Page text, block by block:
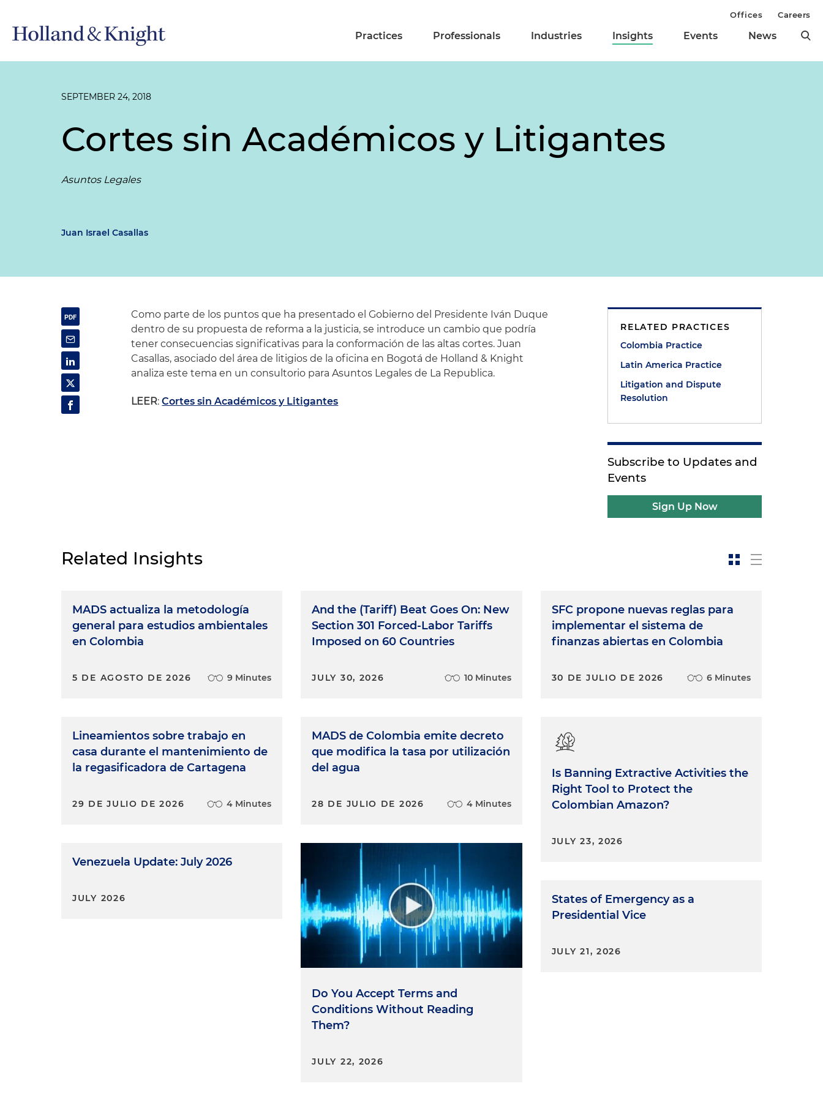
Practices Professionals Industries Insights Events News
Offices Careers
SEPTEMBER 24, 2018
Cortes sin Académicos y Litigantes
Asuntos Legales
Juan Israel Casallas
Como parte de los puntos que ha presentado el Gobierno del Presidente Iván Duque
dentro de su propuesta de reforma a la justicia, se introduce un cambio que podría
tener consecuencias significativas para la conformación de las altas cortes. Juan
Casallas, asociado del área de litigios de la oficina en Bogotá de Holland & Knight
analiza este tema en un consultorio para Asuntos Legales de La Republica.
LEER:Cortes sin Académicos y Litigantes
RELATED PRACTICES
Colombia Practice
Latin America Practice
Litigation and Dispute
Resolution
Subscribe to Updates and
Events
Sign Up Now
Related Insights
MADS actualiza la metodología
general para estudios ambientales
en Colombia
5 DE AGOSTO DE 2026 9 Minutes
Lineamientos sobre trabajo en
casa durante el mantenimiento de
la regasificadora de Cartagena
29 DE JULIO DE 2026 4 Minutes
Venezuela Update: July 2026
JULY 2026
And the (Tariff) Beat Goes On: New
Section 301 Forced-Labor Tariffs
Imposed on 60 Countries
JULY 30, 2026 10 Minutes
MADS de Colombia emite decreto
que modifica la tasa por utilización
del agua
28 DE JULIO DE 2026 4 Minutes
Do You Accept Terms and
Conditions Without Reading
Them?
JULY 22, 2026
SFC propone nuevas reglas para
implementar el sistema de
finanzas abiertas en Colombia
30 DE JULIO DE 2026 6 Minutes
Is Banning Extractive Activities the
Right Tool to Protect the
Colombian Amazon?
JULY 23, 2026
States of Emergency as a
Presidential Vice
JULY 21, 2026